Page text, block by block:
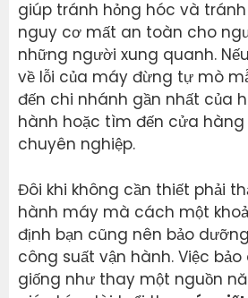
giúp tránh hỏng hóc và
nguy cơ mất an toàn cho
những người xung quanh.
về lỗi của máy đừng tự mò
đến chi nhánh gần nhất của
hành hoặc tìm đến cửa
chuyên nghiệp.
Đôi khi không cần thiết phải
hành máy mà cách một
định bạn cũng nên bảo
công suất vận hành. Việc
giống như thay một nguồn